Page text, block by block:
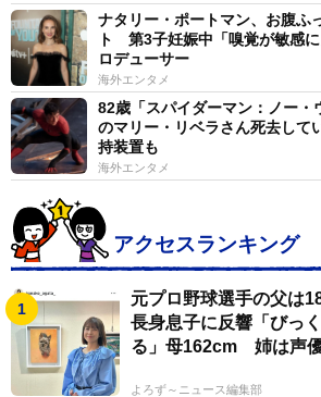
ナタリー・ポートマン、お腹ふ
ト 第3子妊娠中「嗅覚が敏感
ロデューサー
海外エンタメ
82歳「スパイダーマン：ノー・
のマリー・リベラさん死去し
持装置も
海外エンタメ
アクセスランキング
元プロ野球選手の父は
長身息子に反響「びっ
る」母162cm 姉は声
よろず～ニュース編集部